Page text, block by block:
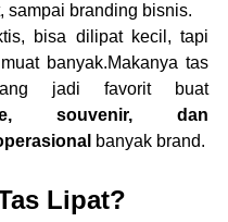
sampai branding bisnis.
bisa dilipat kecil, tapi
banyak.Makanya tas
lipat sekarang jadi favorit buat
souvenir, dan
banyak brand.
Lipat?